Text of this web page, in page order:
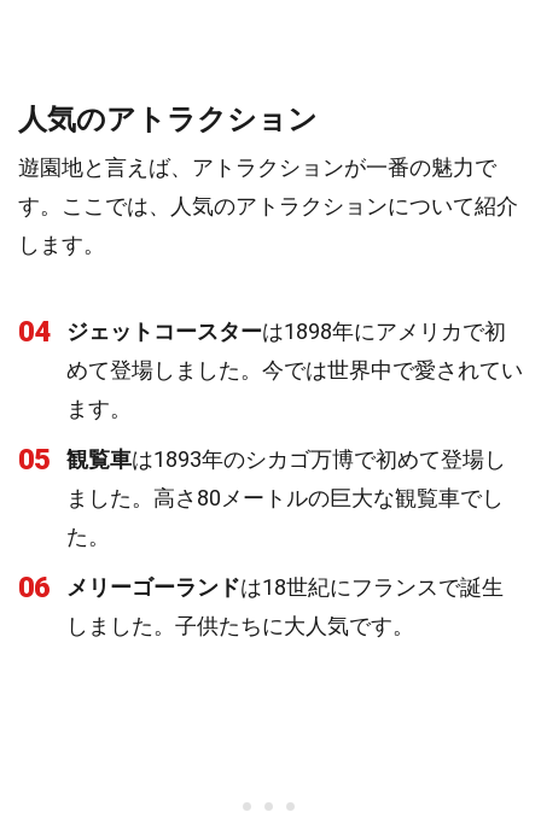
人気のアトラクション
遊園地と言えば、アトラクションが一番の魅力で
す。ここでは、人気のアトラクションについて紹介
します。
04 ジェットコースターは1898年にアメリカで初
めて登場しました。今では世界中で愛されてい
ます。
05 観覧車は1893年のシカゴ万博で初めて登場し
ました。高さ80メートルの巨大な観覧車でし
た。
06 メリーゴーランドは18世紀にフランスで誕生
しました。子供たちに大人気です。